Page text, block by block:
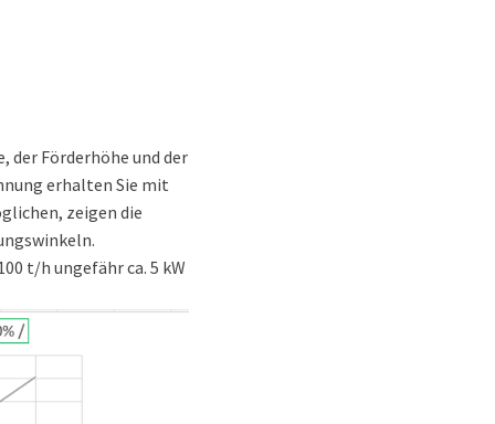
der Förderhöhe und der
erhalten Sie mit
zeigen die
t/h ungefähr ca. 5 kW